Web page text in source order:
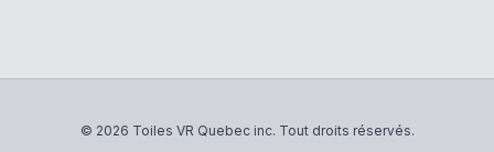
© 2026 Toiles VR Quebec inc. Tout droits réservés.